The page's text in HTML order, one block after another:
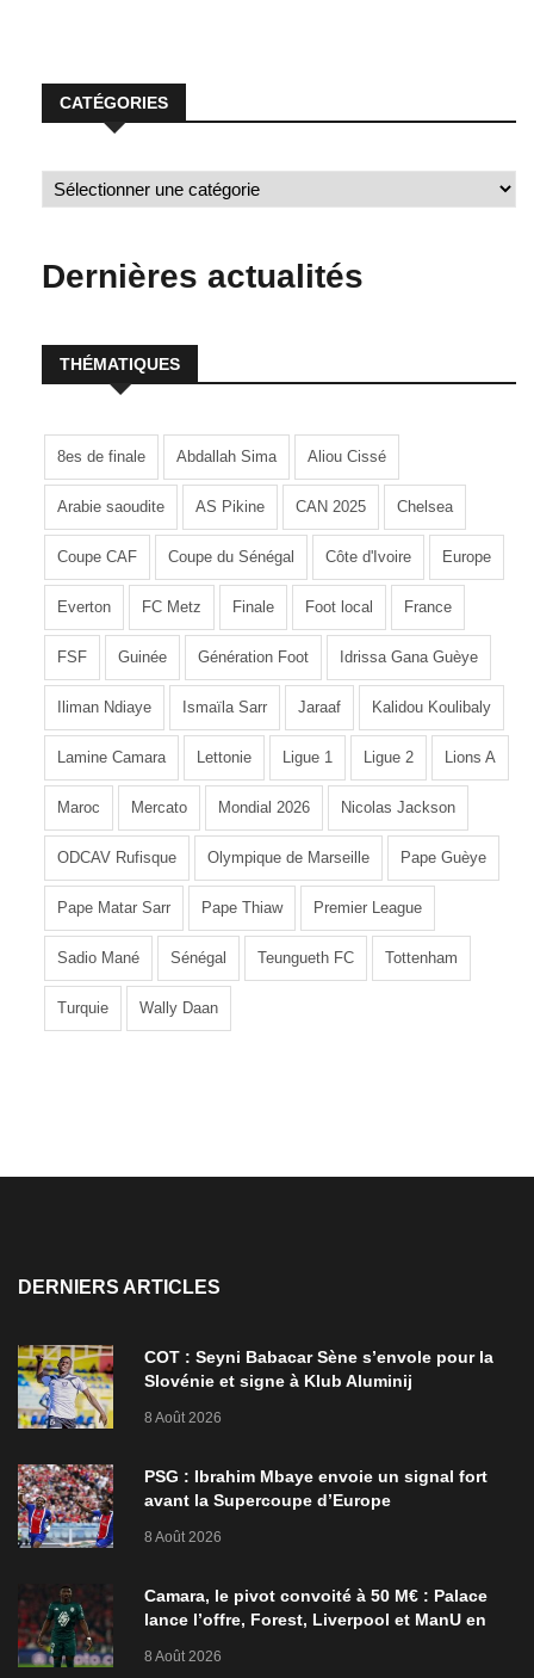
CATÉGORIES
Dernières actualités
THÉMATIQUES
8es de finale Abdallah Sima Aliou Cissé
Arabie saoudite AS Pikine CAN 2025 Chelsea
Coupe CAF Coupe du Sénégal Côte d'Ivoire Europe
Everton FC Metz Finale Foot local France
FSF Guinée Génération Foot Idrissa Gana Guèye
Iliman Ndiaye Ismaïla Sarr Jaraaf Kalidou Koulibaly
Lamine Camara Lettonie Ligue 1 Ligue 2 Lions A
Maroc Mercato Mondial 2026 Nicolas Jackson
ODCAV Rufisque Olympique de Marseille Pape Guèye
Pape Matar Sarr Pape Thiaw Premier League
Sadio Mané Sénégal Teungueth FC Tottenham
Turquie Wally Daan
DERNIERS ARTICLES
COT : Seyni Babacar Sène s’envole pour la
Slovénie et signe à Klub Aluminij
8 Août 2026
PSG : Ibrahim Mbaye envoie un signal fort
avant la Supercoupe d’Europe
8 Août 2026
Camara, le pivot convoité à 50 M€ : Palace
lance l’offre, Forest, Liverpool et ManU en
8 Août 2026